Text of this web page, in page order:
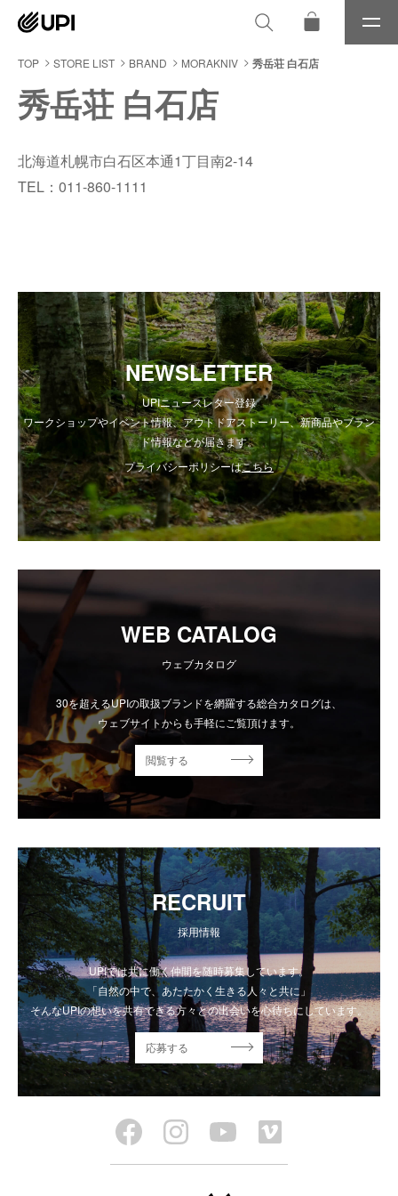
メ
ニ
TOP STORE LIST BRAND MORAKNIV 秀岳荘 白石店
秀岳荘 白石店
北海道札幌市白石区本通1丁目南2-14
TEL：011-860-1111
NEWSLETTER
UPIニュースレター登録
ワークショップやイベント情報、アウトドアストーリー、新商品やブラン
ド情報などが届きます。
プライバシーポリシーはこちら
WEB CATALOG
ウェブカタログ
30を超えるUPIの取扱ブランドを網羅する総合カタログは、
ウェブサイトからも手軽にご覧頂けます。
閲覧する
RECRUIT
採用情報
UPIでは共に働く仲間を随時募集しています。
「自然の中で、あたたかく生きる人々と共に」
そんなUPIの想いを共有できる方々との出会いを心待ちにしています。
応募する